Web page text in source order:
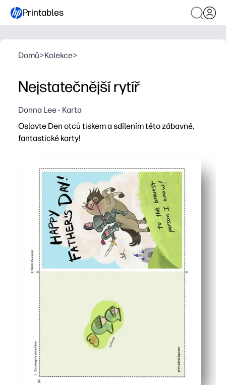
Printables
Domů>Kolekce>
Nejstatečnější rytíř
Donna Lee - Karta
Oslavte Den otců tiskem a sdílením této zábavné,
fantastické karty!